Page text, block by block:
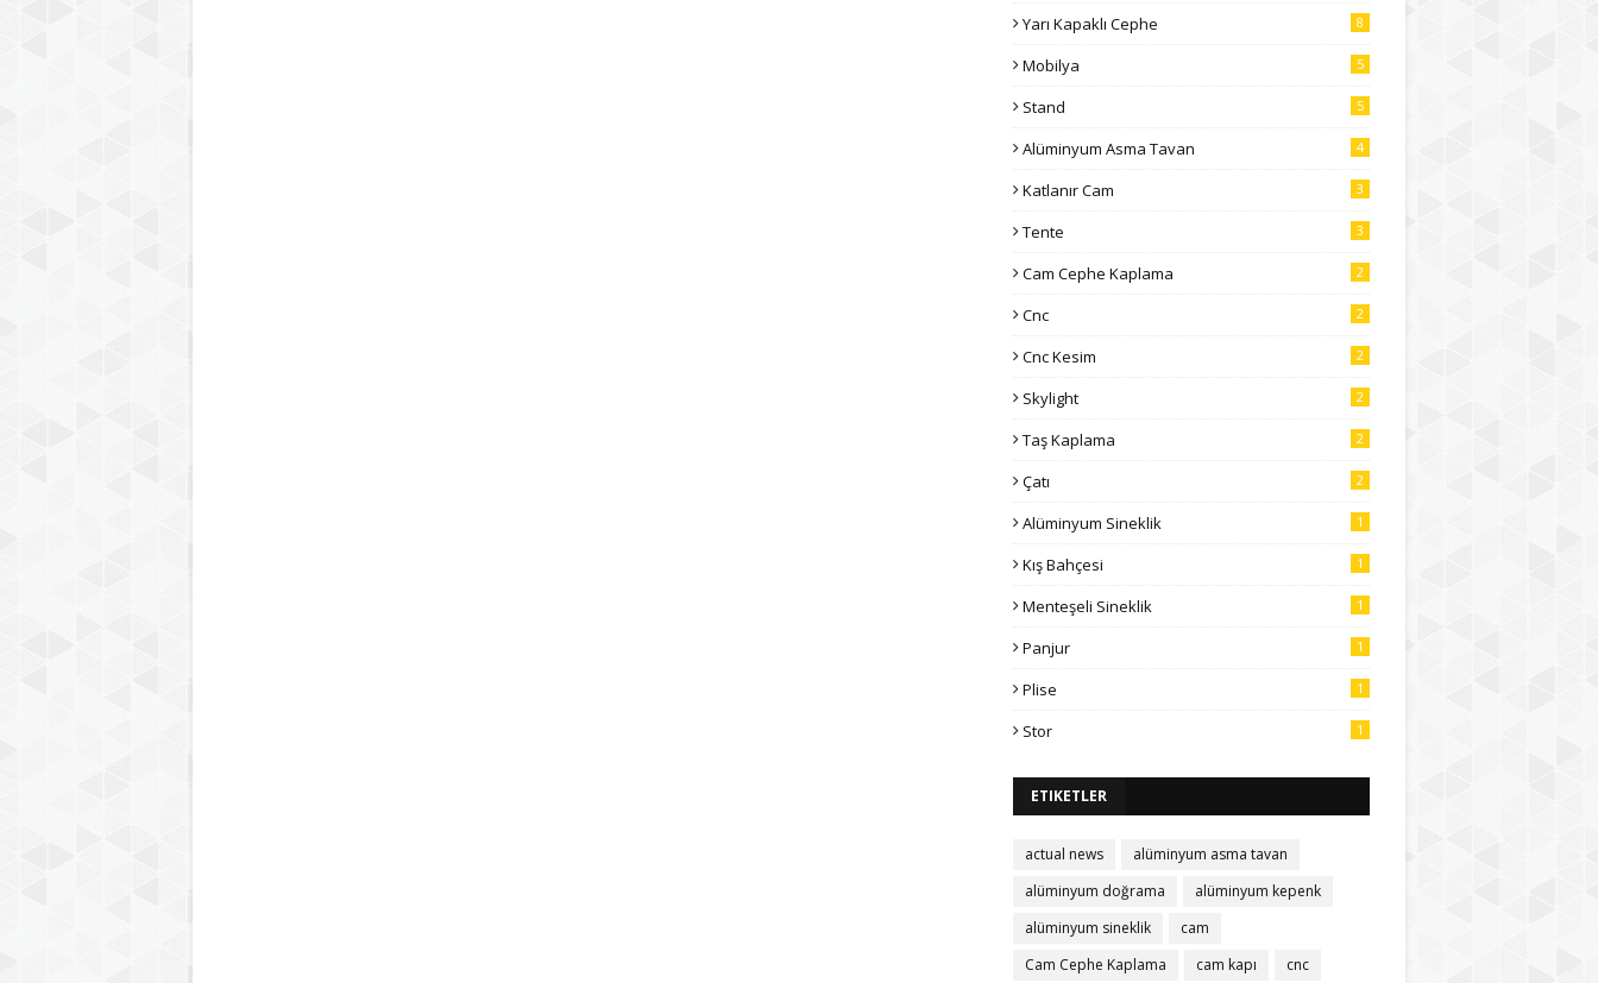
Yarı Kapaklı Cephe 8
Mobilya 5
Stand 5
Alüminyum Asma Tavan 4
Katlanır Cam 3
Tente 3
Cam Cephe Kaplama 2
Cnc 2
Cnc Kesim 2
Skylight 2
Taş Kaplama 2
Çatı 2
Alüminyum Sineklik 1
Kış Bahçesi 1
Menteşeli Sineklik 1
Panjur 1
Plise 1
Stor 1
ETIKETLER
actual news
alüminyum asma tavan
alüminyum doğrama
alüminyum kepenk
alüminyum sineklik
cam
Cam Cephe Kaplama
cam kapı
cnc